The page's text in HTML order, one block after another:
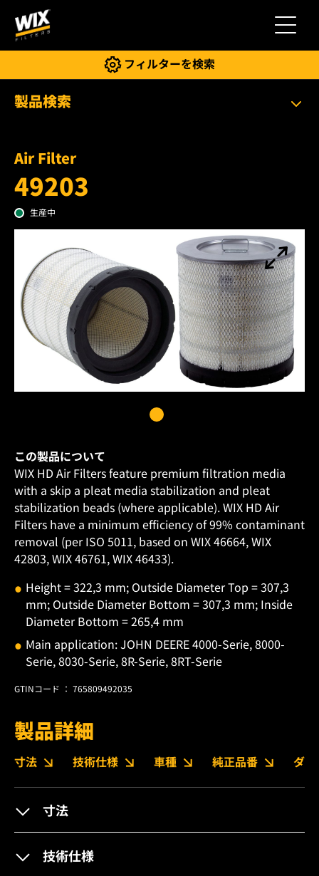
切り替え
フィルターを検索
製品検索
Air Filter
49203
生産中
この製品について
WIX HD Air Filters feature premium filtration media
with a skip a pleat media stabilization and pleat
stabilization beads (where applicable). WIX HD Air
Filters have a minimum efficiency of 99% contaminant
removal (per ISO 5011, based on WIX 46664, WIX
42803, WIX 46761, WIX 46433).
Height = 322,3 mm; Outside Diameter Top = 307,3
mm; Outside Diameter Bottom = 307,3 mm; Inside
Diameter Bottom = 265,4 mm
Main application: JOHN DEERE 4000-Serie, 8000-
Serie, 8030-Serie, 8R-Serie, 8RT-Serie
GTINコード ： 765809492035
製品詳細
寸法 技術仕様 車種 純正品番 ダ
寸法
技術仕様